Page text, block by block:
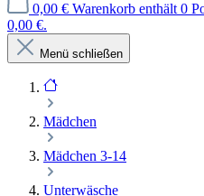
0,00 € Warenkorb enthält 0
0,00 €.
Menü schließen
Mädchen
Mädchen 3-14
Unterwäsche